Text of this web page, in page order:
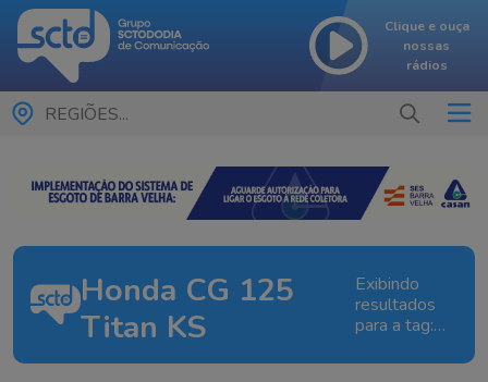
Clique e ouça
nossas
rádios
REGIÕES...
Honda CG 125
Titan KS
Exibindo
resultados
para a tag:
125 Titan